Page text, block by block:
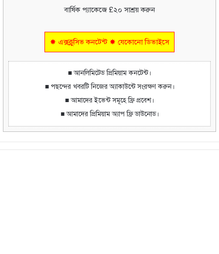
বার্ষিক প্যাকেজে £২০ সাশ্রয় করুন
✸ এক্সক্লুসিভ কনটেন্ট ✸ যেকোনো ডিভাইসে
■ আনলিমিটেড প্রিমিয়াম কনটেন্ট।
■ পছন্দের খবরটি নিজের অ্যাকাউন্টে সংরক্ষণ করুন।
■ আমাদের ইভেন্ট সমূহে ফ্রি প্রবেশ।
■ আমাদের প্রিমিয়াম অ্যাপ ফ্রি ডাউনোড।